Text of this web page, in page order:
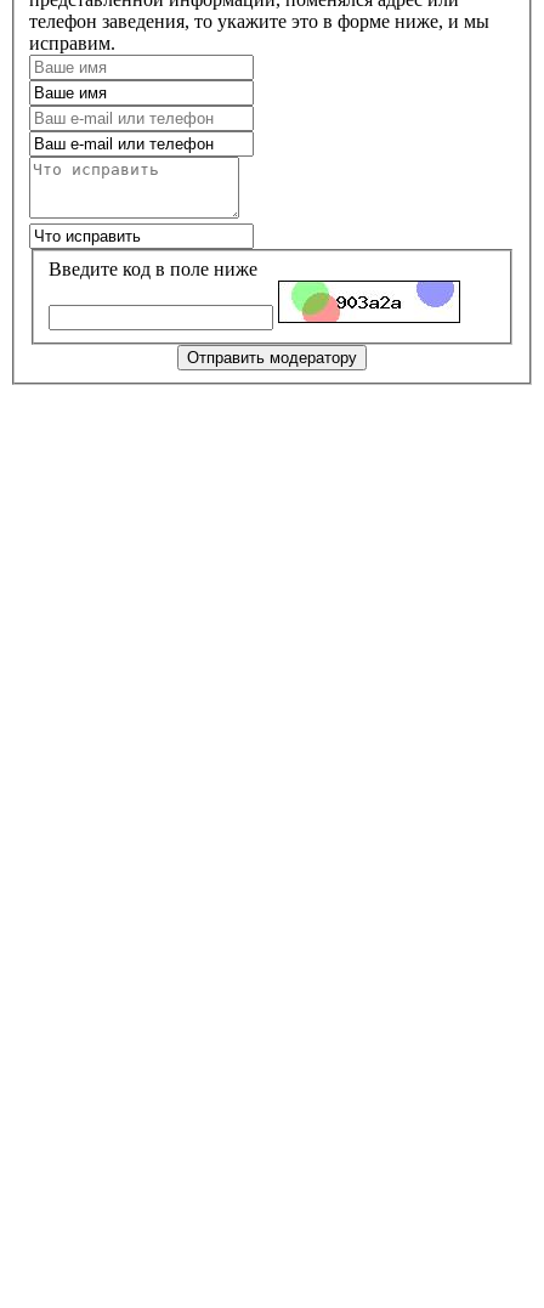
телефон заведения, то укажите это в форме ниже, и мы
исправим.
Введите код в поле ниже
Отправить модератору